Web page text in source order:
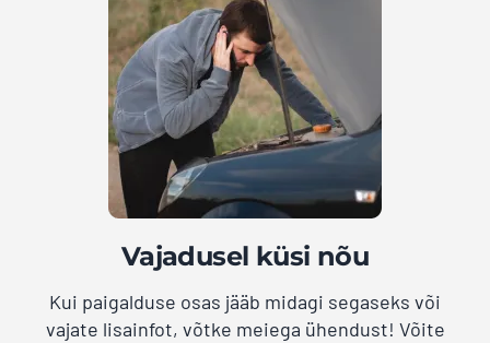
Vajadusel küsi nõu
Kui paigalduse osas jääb midagi segaseks või
vajate lisainfot, võtke meiega ühendust! Võite